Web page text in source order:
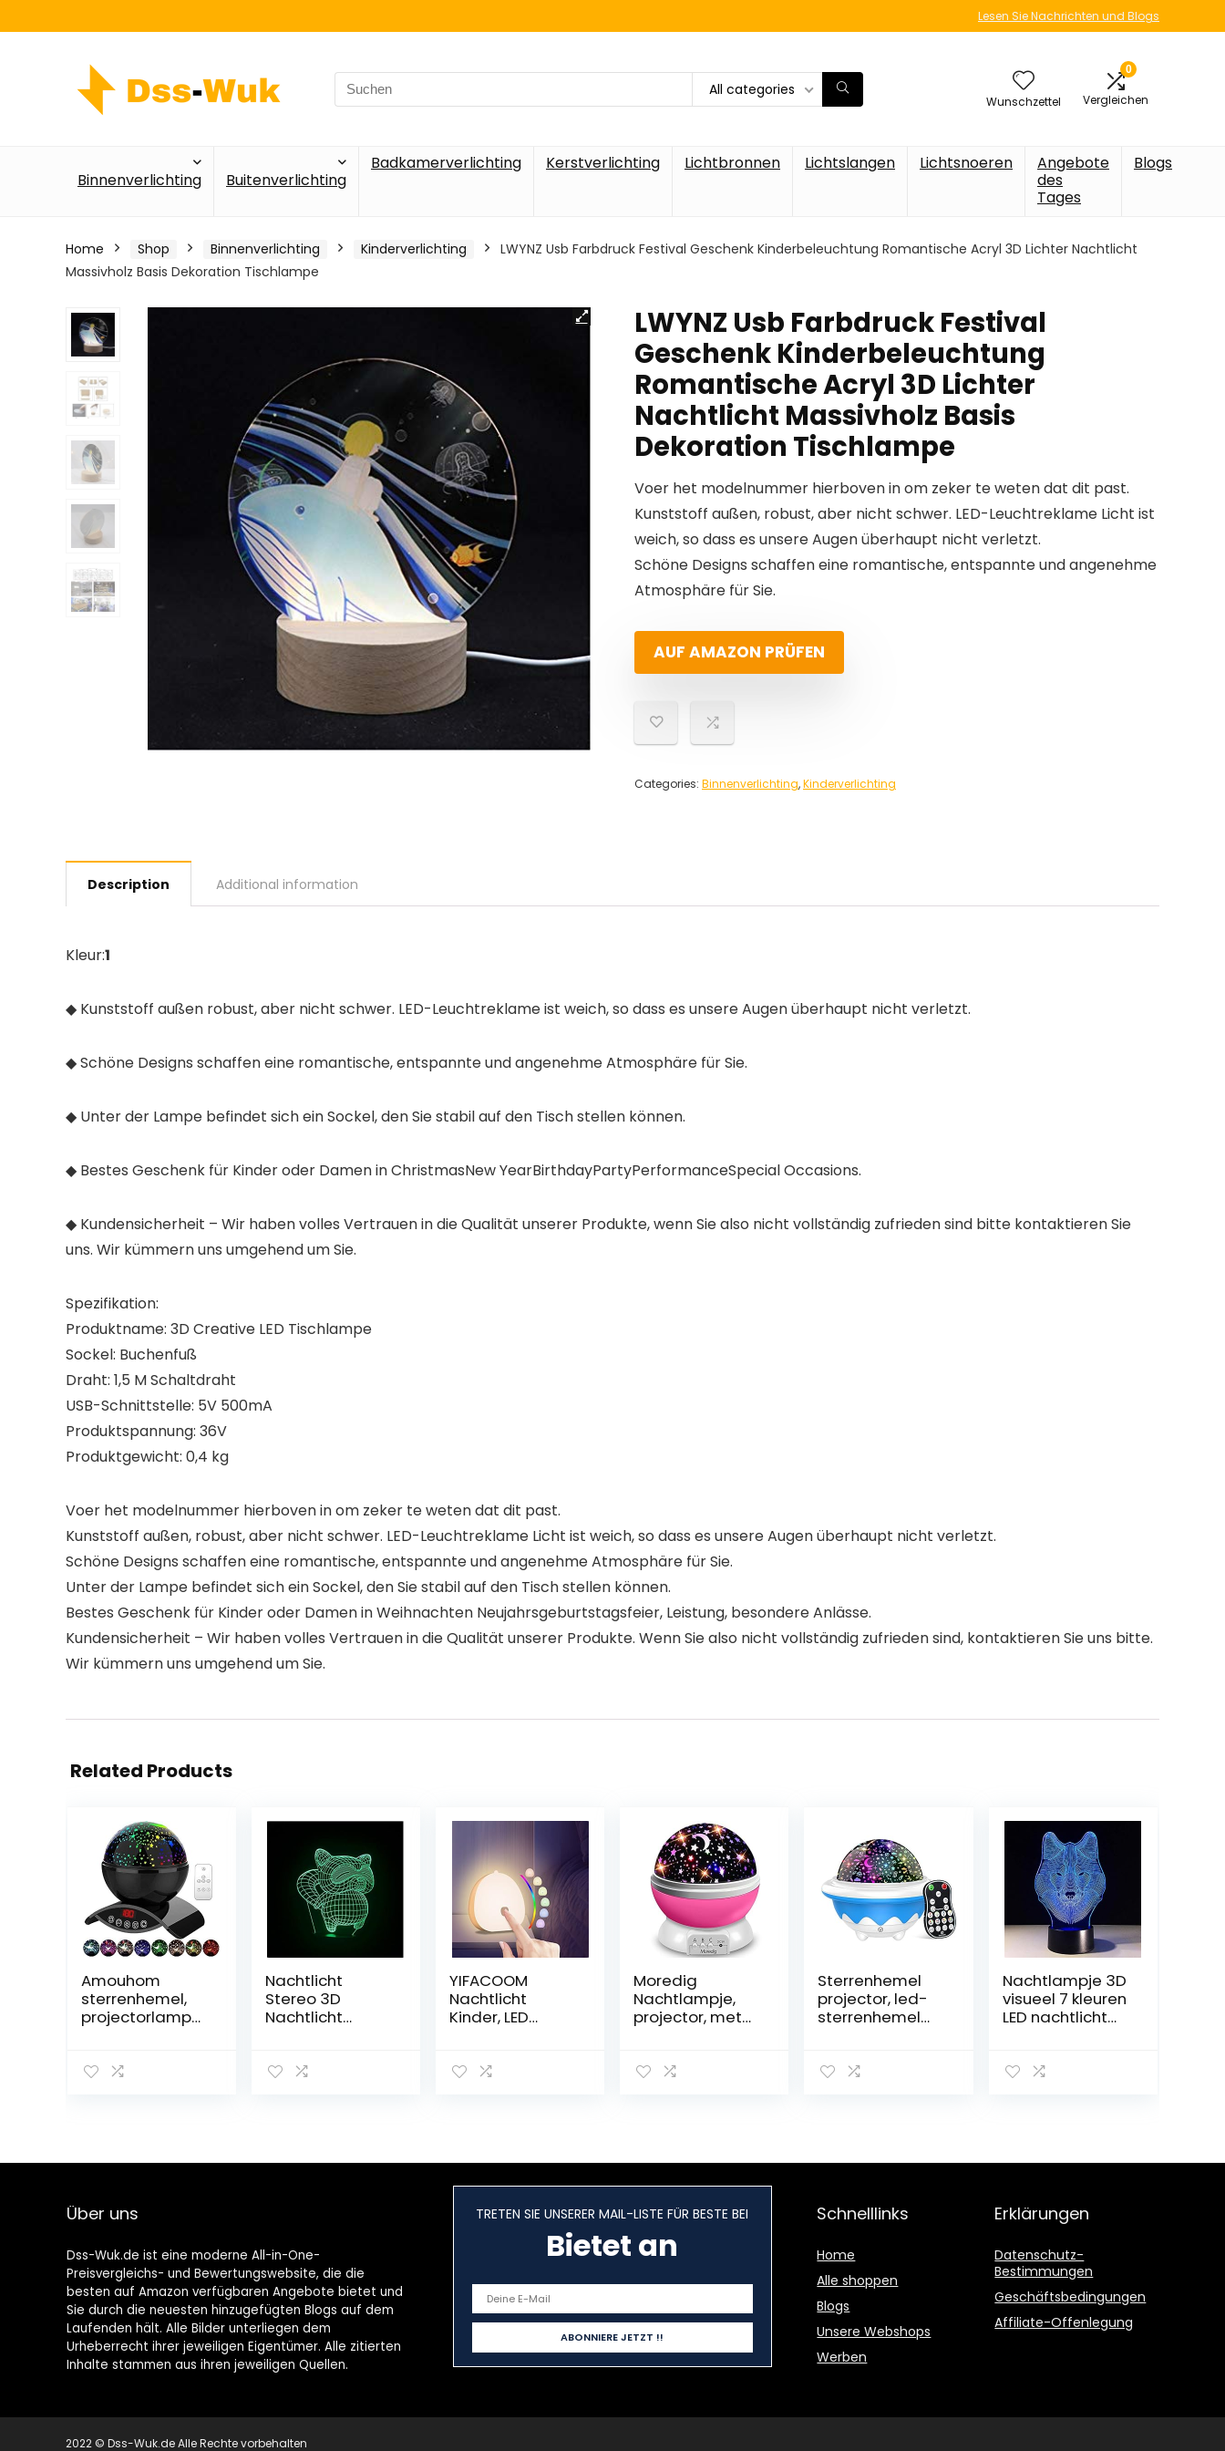
Lesen Sie Nachrichten und Blogs
Search
for:
All categories
Wunschzettel
0
Vergleichen
Binnenverlichting Buitenverlichting
Badkamerverlichting Kerstverlichting Lichtbronnen Lichtslangen Lichtsnoeren
Angebote
des
Tages
Blogs
Home Shop Binnenverlichting Kinderverlichting
LWYNZ Usb Farbdruck Festival Geschenk Kinderbeleuchtung Romantische Acryl 3D Lichter Nachtlicht
Massivholz Basis Dekoration Tischlampe
LWYNZ Usb Farbdruck Festival
Geschenk Kinderbeleuchtung
Romantische Acryl 3D Lichter
Nachtlicht Massivholz Basis
Dekoration Tischlampe
Voer het modelnummer hierboven in om zeker te weten dat dit past.
Kunststoff außen, robust, aber nicht schwer. LED-Leuchtreklame Licht ist
weich, so dass es unsere Augen überhaupt nicht verletzt.
Schöne Designs schaffen eine romantische, entspannte und angenehme
Atmosphäre für Sie.
AUF AMAZON PRÜFEN
Categories: Binnenverlichting,Kinderverlichting
Description Additional information
Kleur:1
◆ Kunststoff außen robust, aber nicht schwer. LED-Leuchtreklame ist weich, so dass es unsere Augen überhaupt nicht verletzt.
◆ Schöne Designs schaffen eine romantische, entspannte und angenehme Atmosphäre für Sie.
◆ Unter der Lampe befindet sich ein Sockel, den Sie stabil auf den Tisch stellen können.
◆ Bestes Geschenk für Kinder oder Damen in ChristmasNew YearBirthdayPartyPerformanceSpecial Occasions.
◆ Kundensicherheit – Wir haben volles Vertrauen in die Qualität unserer Produkte, wenn Sie also nicht vollständig zufrieden sind bitte kontaktieren Sie
uns. Wir kümmern uns umgehend um Sie.
Spezifikation:
Produktname: 3D Creative LED Tischlampe
Sockel: Buchenfuß
Draht: 1,5 M Schaltdraht
USB-Schnittstelle: 5V 500mA
Produktspannung: 36V
Produktgewicht: 0,4 kg
Voer het modelnummer hierboven in om zeker te weten dat dit past.
Kunststoff außen, robust, aber nicht schwer. LED-Leuchtreklame Licht ist weich, so dass es unsere Augen überhaupt nicht verletzt.
Schöne Designs schaffen eine romantische, entspannte und angenehme Atmosphäre für Sie.
Unter der Lampe befindet sich ein Sockel, den Sie stabil auf den Tisch stellen können.
Bestes Geschenk für Kinder oder Damen in Weihnachten Neujahrsgeburtstagsfeier, Leistung, besondere Anlässe.
Kundensicherheit – Wir haben volles Vertrauen in die Qualität unserer Produkte. Wenn Sie also nicht vollständig zufrieden sind, kontaktieren Sie uns bitte.
Wir kümmern uns umgehend um Sie.
Related Products
Amouhom
sterrenhemel,
projectorlamp
ing,
draaiend en
slaapkamer,
voor vrouwen
Nachtlicht
Stereo 3D
Nachtlicht
Nachttischlamp
YIFACOOM
Nachtlicht
Kinder, LED
Nachtlampe,
e, RGB Farbe
Einstellbar
Nachtlicht für
Kinderwagen,
Schlafzimmer,
Moredig
Nachtlampje,
projector, met
graden rotatie,
voor kinderen
kind roze
Sterrenhemel
projector, led-
sterrenhemel
projectiefilms &
afstandsbedien
feestjes,
Kerstmis
Nachtlampje 3D
visueel 7 kleuren
LED nachtlicht
Bulbing
Über uns
Dss-Wuk.de ist eine moderne All-in-One-
Preisvergleichs- und Bewertungswebsite, die die
besten auf Amazon verfügbaren Angebote bietet und
Sie durch die neuesten hinzugefügten Blogs auf dem
Laufenden hält. Alle Bilder unterliegen dem
Urheberrecht ihrer jeweiligen Eigentümer. Alle zitierten
Inhalte stammen aus ihren jeweiligen Quellen.
TRETEN SIE UNSERER MAIL-LISTE FÜR BESTE BEI
Bietet an
Schnelllinks
Home
Alle shoppen
Blogs
Unsere Webshops
Werben
Erklärungen
Datenschutz-
Bestimmungen
Geschäftsbedingungen
Affiliate-Offenlegung
2022 © Dss-Wuk.de Alle Rechte vorbehalten